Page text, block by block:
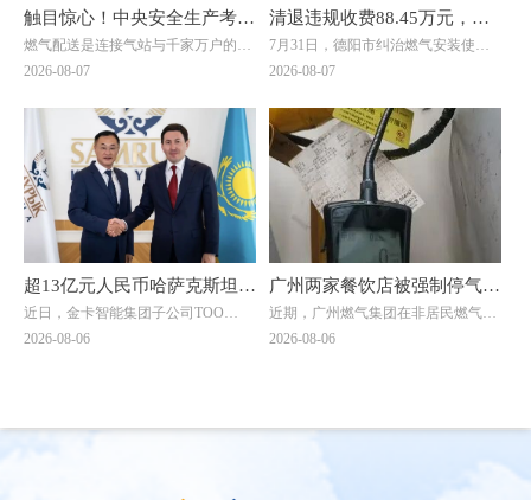
触目惊心！中央安全生产考核
巡查组暗访云南：液化气瓶装
燃气配送是连接气站与千家万户的关
键环节，但在此次明查暗访中，却成
组随机检查时发现，云南滇楚液化气
有限公司长润街液化气瓶装供应站存
在重大事故隐患。该供应站核定为三
类供应站点，按规范要求存储量不能
超过1立方(15公斤钢瓶最多28瓶)。然
而，现场瓶库内竟堆放着超过150瓶
液化石油气，超量存储4倍以上。当
考核巡查组专家询问为何超量存储
时，供应站负责人支支吾吾，无法给
2026-08-07
清退违规收费88.45万元，惠
及群众4000余户！德阳市举
仪式
7月31日，德阳市纠治燃气安装使用
价格乱象工作会暨惠民退费集中发放
省住建厅城建处处长、厅信息中心主
任邓夏扬，派驻省住建厅纪检监察组
综合处处长魏社莅临出席活动，邓夏
扬作讲话。德阳市住建局党组成员、
副局长陈文元汇报全市燃气纠治工作
情况。活动现场，7个区（市、县）
亮出退费成绩，为7位退费群众代表
发放退费凭证，相关燃气企业同步为
另外7名群众现场办理退费，以现金
当天，全市累计清退违规收费88.45万
元，惠及群众4000余户。
2026-08-07
超13亿元人民币哈萨克斯坦大
单落地！金卡智能国际化战略
近日，金卡智能集团子公司ТОО
"Goldcard Smart Group
2026-08-06
广州两家餐饮店被强制停气！
原因曝光→
近期，广州燃气集团在非居民燃气安
全专项治理中，对两家拒不整改隐患
2026-08-06